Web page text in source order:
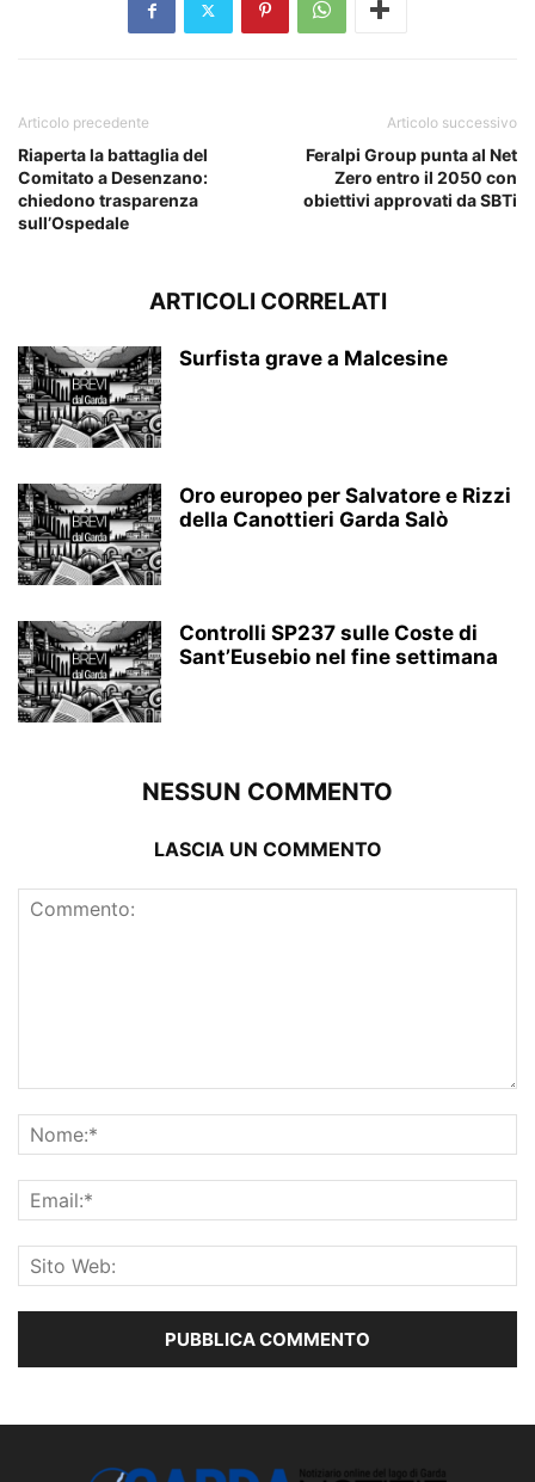
Articolo precedente
Riaperta la battaglia del
Comitato a Desenzano:
chiedono trasparenza
sull’Ospedale
Articolo successivo
Feralpi Group punta al Net
Zero entro il 2050 con
obiettivi approvati da SBTi
ARTICOLI CORRELATI
Surfista grave a Malcesine
Oro europeo per Salvatore e Rizzi
della Canottieri Garda Salò
Controlli SP237 sulle Coste di
Sant’Eusebio nel fine settimana
NESSUN COMMENTO
LASCIA UN COMMENTO